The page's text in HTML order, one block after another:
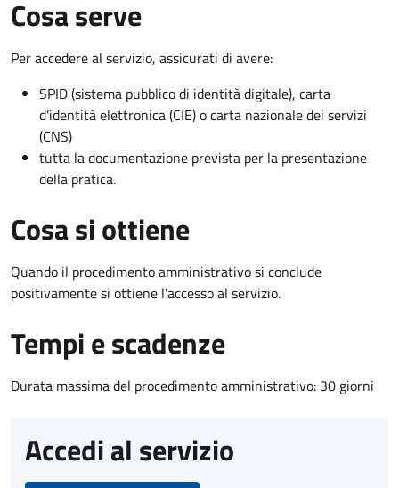
Cosa serve
Per accedere al servizio, assicurati di avere:
SPID (sistema pubblico di identità digitale), carta
d’identità elettronica (CIE) o carta nazionale dei servizi
(CNS)
tutta la documentazione prevista per la presentazione
della pratica.
Cosa si ottiene
Quando il procedimento amministrativo si conclude
positivamente si ottiene l'accesso al servizio.
Tempi e scadenze
Durata massima del procedimento amministrativo: 30 giorni
Accedi al servizio